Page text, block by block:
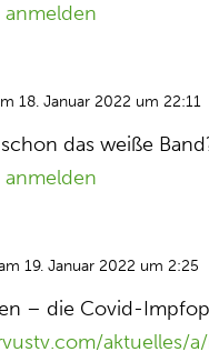
18. Januar 2022 um 22:11
das weiße
19. Januar 2022 um 2:25
– die Covid-
aktuelles/